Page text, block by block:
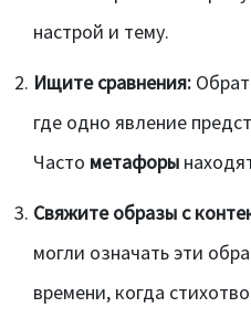
настрой и тему.
Ищите сравнения:
где одно явление
Часто метафоры
Свяжите образы с
могли означать эти
времени, когда